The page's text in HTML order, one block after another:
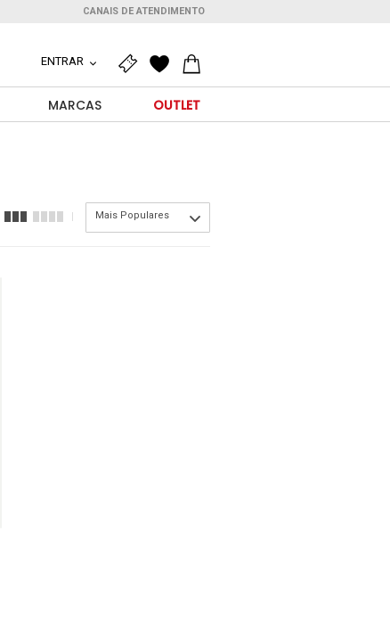
CANAIS DE ATENDIMENTO
ENTRAR
MARCAS OUTLET
Mais Populares